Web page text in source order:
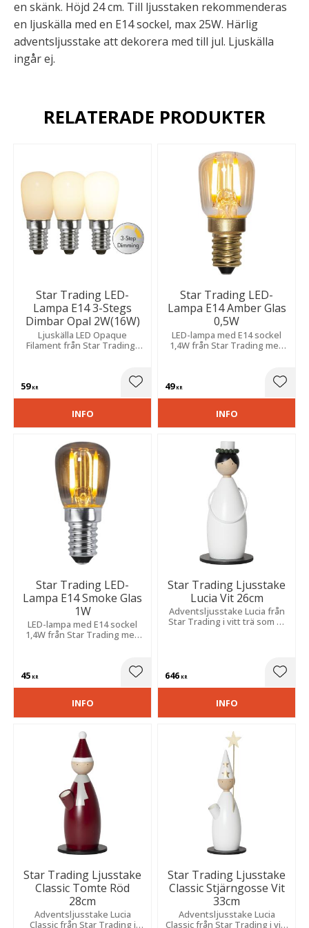
en skänk. Höjd 24 cm. Till ljusstaken rekommenderas
en ljuskälla med en E14 sockel, max 25W. Härlig
adventsljusstake att dekorera med till jul. Ljuskälla
ingår ej.
RELATERADE PRODUKTER
Star Trading LED-
Lampa E14 3-Stegs
Dimbar Opal 2W(16W)
Ljuskälla LED Opaque
Filament från Star Trading i
59KR Lägg till i favoriter
INFO
Star Trading LED-
Lampa E14 Amber Glas
0,5W
LED-lampa med E14 sockel
1,4W från Star Trading med
49KR
INFO
Star Trading LED-
Lampa E14 Smoke Glas
1W
LED-lampa med E14 sockel
1,4W från Star Trading med
45 KR Lägg till i favoriter
INFO
Star Trading Ljusstake
Lucia Vit 26cm
Adventsljusstake Lucia från
Star Trading i vitt trä som är
646 KR
INFO
Star Trading Ljusstake
Classic Tomte Röd
28cm
Adventsljusstake Lucia
Classic från Star Trading i
Star Trading Ljusstake
Classic Stjärngosse Vit
33cm
Adventsljusstake Lucia
Classic från Star Trading i vitt